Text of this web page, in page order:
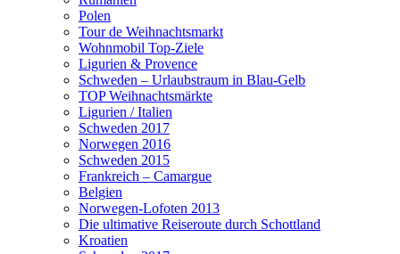
Polen
Tour de Weihnachtsmarkt
Wohnmobil Top-Ziele
Ligurien & Provence
Schweden – Urlaubstraum in Blau-Gelb
TOP Weihnachtsmärkte
Ligurien / Italien
Schweden 2017
Norwegen 2016
Schweden 2015
Frankreich – Camargue
Belgien
Norwegen-Lofoten 2013
Die ultimative Reiseroute durch Schottland
Kroatien